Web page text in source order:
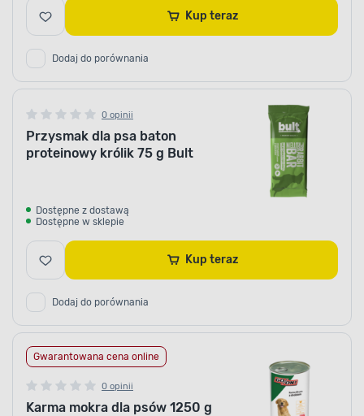
Kup teraz
Dodaj do porównania
0 opinii
Przysmak dla psa baton
proteinowy królik 75 g Bult
Dostępne z dostawą
Dostępne w sklepie
Kup teraz
Dodaj do porównania
Gwarantowana cena online
0 opinii
Karma mokra dla psów 1250 g